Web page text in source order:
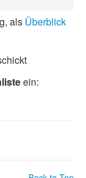
als Überblick
ein: